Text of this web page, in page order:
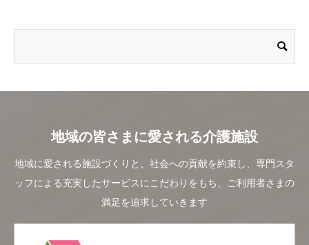
地域の皆さまに愛される介護施設
地域に愛される施設づくりと、社会への貢献を約束し、専門スタ
ッフによる充実したサービスにこだわりをもち、ご利用者さまの
満足を追求していきます